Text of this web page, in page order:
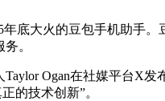
年底大火的豆包手机助手
。
Ogan在社媒平台X
的技术创新”。